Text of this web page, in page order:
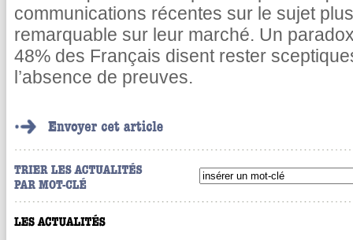
communications récentes sur le sujet
remarquable sur leur marché. Un
48% des Français disent rester
l’absence de preuves.